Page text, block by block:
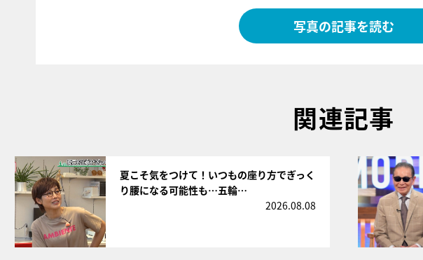
写真の記事を読む
関連記事
夏こそ気をつけて！いつもの座り方でぎっく
り腰になる可能性も…五輪…
2026.08.08